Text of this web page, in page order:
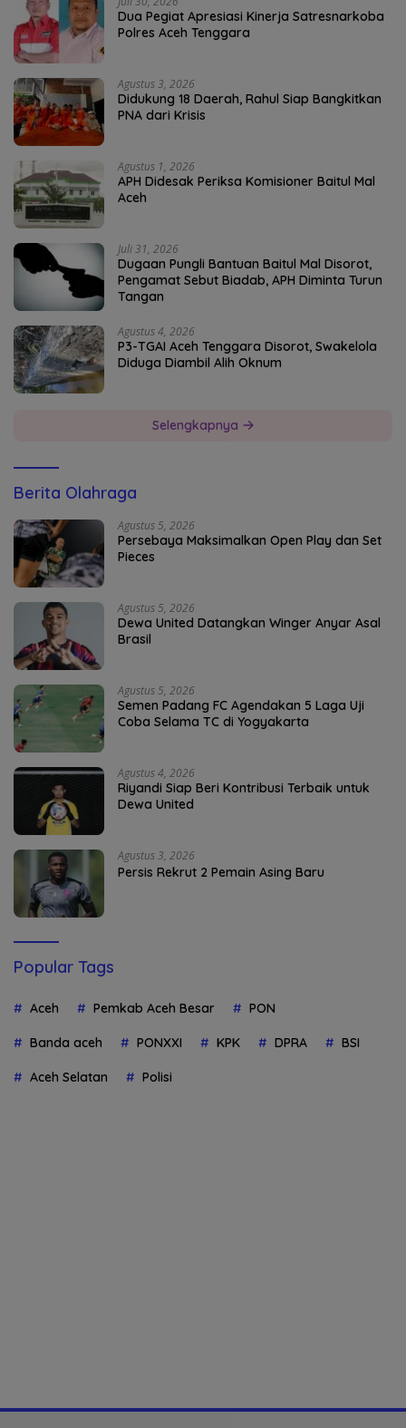
Dua Pegiat Apresiasi Kinerja Satresnarkoba
Polres Aceh Tenggara
Agustus 3, 2026
Didukung 18 Daerah, Rahul Siap Bangkitkan
PNA dari Krisis
Agustus 1, 2026
APH Didesak Periksa Komisioner Baitul Mal
Aceh
Juli 31, 2026
Dugaan Pungli Bantuan Baitul Mal Disorot,
Pengamat Sebut Biadab, APH Diminta Turun
Tangan
Agustus 4, 2026
P3-TGAI Aceh Tenggara Disorot, Swakelola
Diduga Diambil Alih Oknum
Selengkapnya
Berita Olahraga
Agustus 5, 2026
Persebaya Maksimalkan Open Play dan Set
Pieces
Agustus 5, 2026
Dewa United Datangkan Winger Anyar Asal
Brasil
Agustus 5, 2026
Semen Padang FC Agendakan 5 Laga Uji
Coba Selama TC di Yogyakarta
Agustus 4, 2026
Riyandi Siap Beri Kontribusi Terbaik untuk
Dewa United
Agustus 3, 2026
Persis Rekrut 2 Pemain Asing Baru
Popular Tags
Aceh Pemkab Aceh Besar PON
Banda aceh PONXXI KPK DPRA BSI
Aceh Selatan Polisi